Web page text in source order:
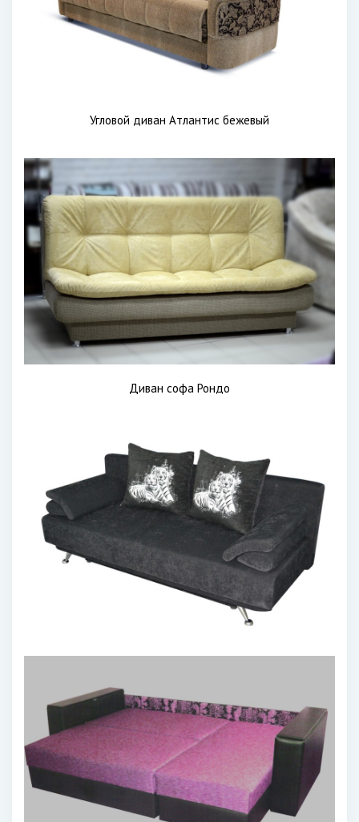
Угловой диван Атлантис бежевый
Диван софа Рондо